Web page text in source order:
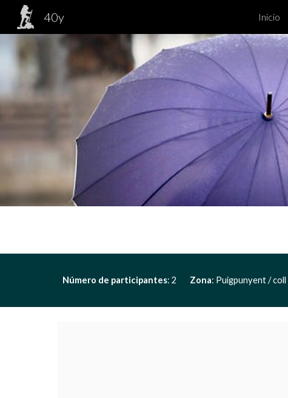
Skip
40y Inicio
Número de participantes: 2 Zona: Puigpunyent /